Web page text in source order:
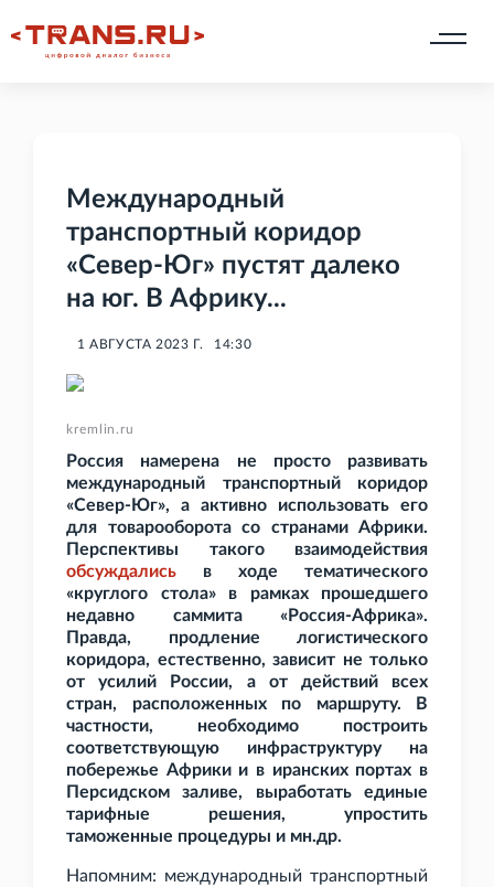
Международный
транспортный коридор
«Север-Юг» пустят далеко
на юг. В Африку...
1 АВГУСТА 2023 Г. 14:30
kremlin.ru
Россия намерена не просто развивать
международный транспортный коридор
«Север-Юг», а активно использовать его
для товарооборота со странами Африки.
Перспективы такого взаимодействия
обсуждались в ходе тематического
«круглого стола» в рамках прошедшего
недавно саммита «Россия-Африка».
Правда, продление логистического
коридора, естественно, зависит не только
от усилий России, а от действий всех
стран, расположенных по маршруту. В
частности, необходимо построить
соответствующую инфраструктуру на
побережье Африки и в иранских портах в
Персидском заливе, выработать единые
тарифные решения, упростить
таможенные процедуры и мн.др.
Напомним: международный транспортный